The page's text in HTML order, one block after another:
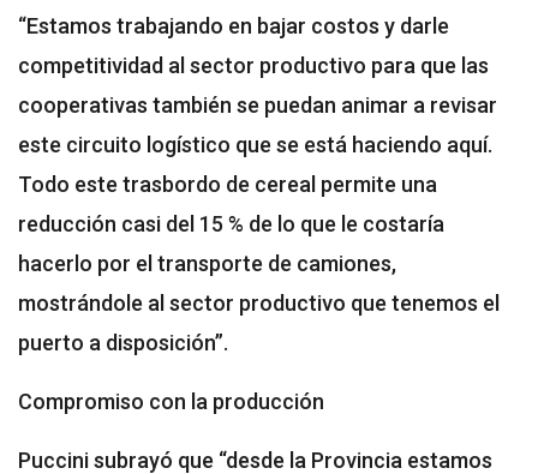
“Estamos trabajando en bajar costos y darle
competitividad al sector productivo para que las
cooperativas también se puedan animar a revisar
este circuito logístico que se está haciendo aquí.
Todo este trasbordo de cereal permite una
reducción casi del 15 % de lo que le costaría
hacerlo por el transporte de camiones,
mostrándole al sector productivo que tenemos el
puerto a disposición”.
Compromiso con la producción
Puccini subrayó que “desde la Provincia estamos